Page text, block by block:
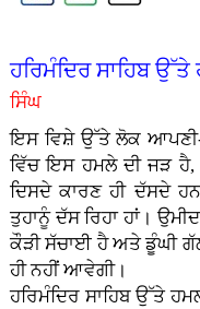
ਹਰਿਮੰਦਿਰ ਸਾਹਿਬ
ਸਿੰਘ
ਇਸ ਵਿਸ਼ੇ ਉੱਤੇ ਲੋਕ
ਵਿੱਚ ਇਸ ਹਮਲੇ ਦੀ ਜੜ
ਦਿਸਦੇ ਕਾਰਣ ਹੀ ਦੱਸਦੇ
ਤੁਹਾਨੂੰ ਦੱਸ ਰਿਹਾ ਹਾਂ।
ਕੌੜੀ ਸੱਚਾਈ ਹੈ ਅਤੇ ਡੂੰਘੀ
ਹੀ ਨਹੀਂ ਆਵੇਗੀ।
ਹਰਿਮੰਦਿਰ ਸਾਹਿਬ ਉੱਤੇ